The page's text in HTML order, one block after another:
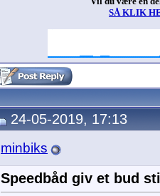
SÅ KLIK
24-05-2019, 17:13
minbiks
Speedbåd giv et bud